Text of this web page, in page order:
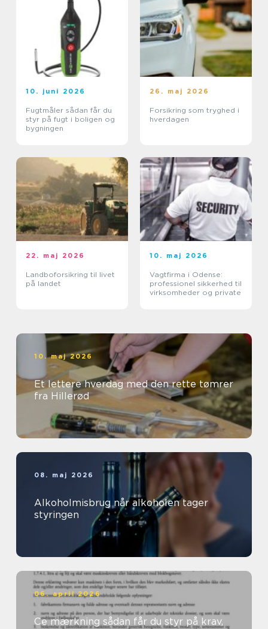
10. juni 2026
Fugtmåler sådan får du
styr på fugt i boligen og
bygningen
26. maj 2026
Forsikring som tryghed i
hverdagen
22. maj 2026
Landboforsikring til livet
på landet
10. maj 2026
Vagtfirma i Odense:
professionel sikkerhed til
virksomheder og private
10. maj 2026
Et lettere hverdag med den rette tømrer
fra Hillerød
08. maj 2026
Alkoholmisbrug når alkoholen tager
styringen
06. april 2026
Ce mærkning sådan får du styr på krav,